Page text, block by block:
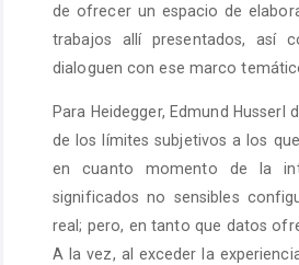
de ofrecer un espacio de
trabajos allí presentados, así
dialoguen con ese marco
Para Heidegger, Edmund
de los límites subjetivos a los
en cuanto momento de la
significados no sensibles
real; pero, en tanto que datos
A la vez, al exceder la